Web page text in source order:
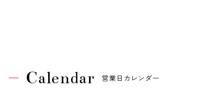
Calendar 営業日カレンダー